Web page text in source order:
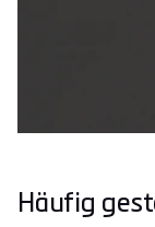
Häufig